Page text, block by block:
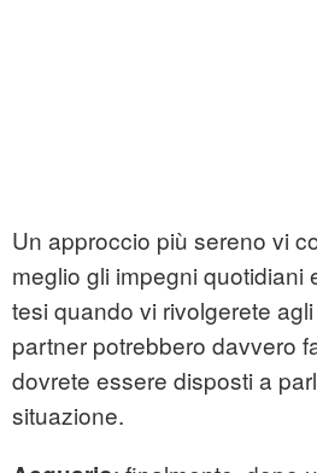
Un approccio più sereno vi
meglio gli impegni quotidiani
tesi quando vi rivolgerete
partner potrebbero davvero
dovrete essere disposti a
situazione.